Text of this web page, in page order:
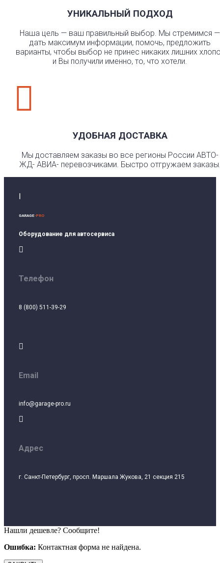
УНИКАЛЬНЫЙ ПОДХОД
Наша цель — ваш правильный выбор. Мы стремимся —
дать максимум информации, помочь, предложить
варианты, чтобы выбор не принес никаких лишних
и Вы получили именно, то, что хотели.

УДОБНАЯ ДОСТАВКА
Мы доставляем заказы во все регионы России АВТО-
ЖД- АВИА- перевозчиками. Быстро отгружаем
I
GARAGE-PRO
Оборудование для автосервиса

Телефон
8 (800) 511-39-29

Email
info@garage-pro.ru

Адрес
г. Санкт-Петербург, просп. Маршала Жукова, 21 секция 215
Нашли дешевле? Сообщите!
Ошибка: Контактная форма не найдена.